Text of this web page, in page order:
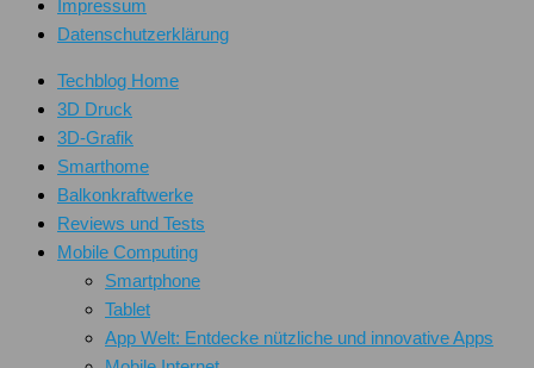
Impressum
Datenschutzerklärung
Techblog Home
3D Druck
3D-Grafik
Smarthome
Balkonkraftwerke
Reviews und Tests
Mobile Computing
Smartphone
Tablet
App Welt: Entdecke nützliche und innovative Apps